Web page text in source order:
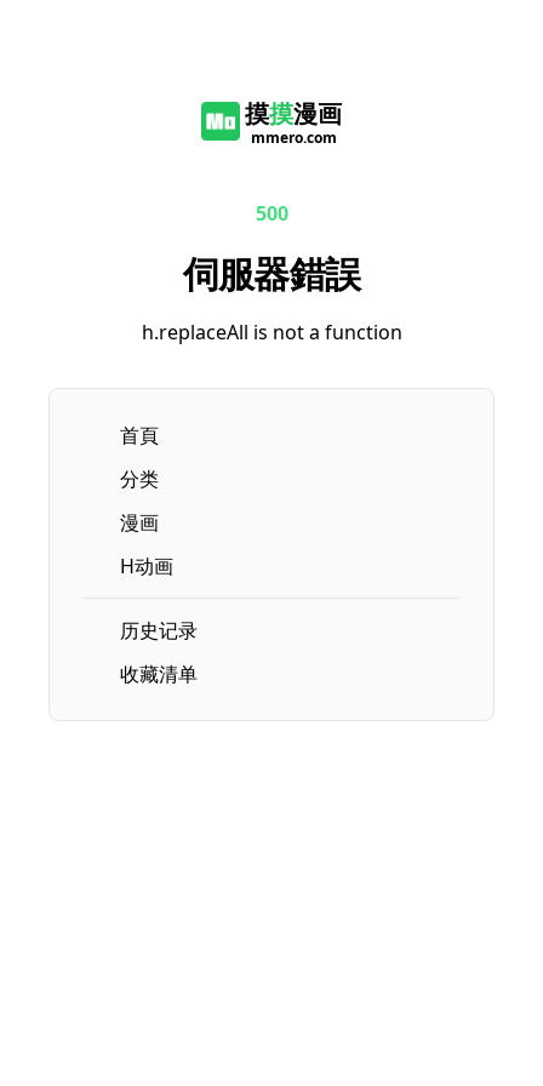
摸摸漫画
mmero.com
500
伺服器錯誤
h.replaceAll is not a function
首頁
分类
漫画
H动画
历史记录
收藏清单